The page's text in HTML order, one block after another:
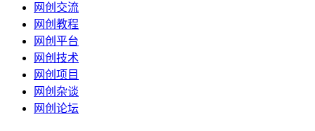
网创交流
网创教程
网创平台
网创技术
网创项目
网创杂谈
网创论坛